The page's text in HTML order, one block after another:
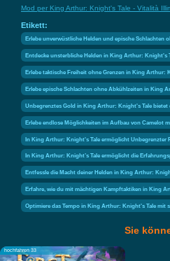
Mod per King Arthur: Knight's Tale - Vitalità
Etikett:
Erlebe unverwüstliche Helden und epische Schlachten
Entdecke unsterbliche Helden in King Arthur: Knight's
Erlebe taktische Freiheit ohne Grenzen in King Arthur:
Erlebe epische Schlachten ohne Abkühlzeiten in King
Unbegrenztes Gold in King Arthur: Knight's Tale
Erlebe endlose Möglichkeiten im Aufbau von Camelot
In King Arthur: Knight's Tale ermöglicht Unbegrenzter
In King Arthur: Knight’s Tale ermöglicht die
Entfessle die Macht deiner Helden in King Arthur:
Erfahre, wie du mit mächtigen Kampftaktiken in King
Optimiere das Tempo in King Arthur: Knight's Tale mit
Sie
hochfahren 33